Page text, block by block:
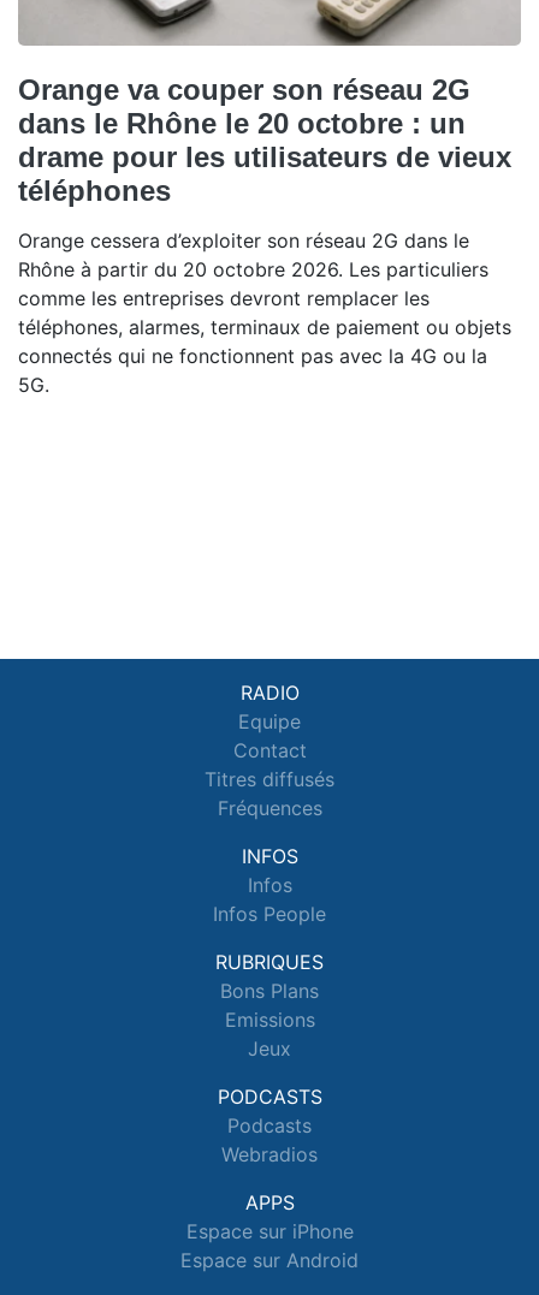
Orange va couper son réseau 2G
dans le Rhône le 20 octobre : un
drame pour les utilisateurs de vieux
téléphones
Orange cessera d’exploiter son réseau 2G dans le
Rhône à partir du 20 octobre 2026. Les particuliers
comme les entreprises devront remplacer les
téléphones, alarmes, terminaux de paiement ou objets
connectés qui ne fonctionnent pas avec la 4G ou la
5G.
RADIO
Equipe
Contact
Titres diffusés
Fréquences
INFOS
Infos
Infos People
RUBRIQUES
Bons Plans
Emissions
Jeux
PODCASTS
Podcasts
Webradios
APPS
Espace sur iPhone
Espace sur Android